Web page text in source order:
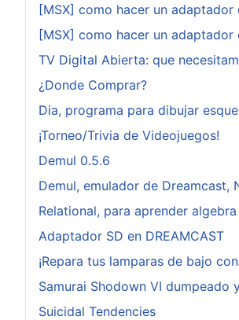
[MSX] como hacer un adaptador
[MSX] como hacer un adaptador
TV Digital Abierta: que
¿Donde Comprar?
Dia, programa para dibujar
¡Torneo/Trivia de Videojuegos!
Demul 0.5.6
Demul, emulador de Dreamcast,
Relational, para aprender
Adaptador SD en DREAMCAST
¡Repara tus lamparas de bajo
Samurai Shodown VI dumpeado
Suicidal Tendencies